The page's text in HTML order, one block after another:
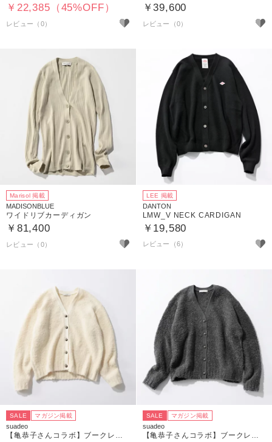
￥22,385（45%OFF） ￥39,600
Marisol 掲載
MADISONBLUE
ワイドリブカーディガン
￥81,400
LEE 掲載
DANTON
LMW_V NECK CARDIGAN
￥19,580
レビュー（6）
SALE マガジン掲載
suadeo
【亀恭子さんコラボ】ブークレーニットカーディガン
SALE マガジン掲載
suadeo
【亀恭子さんコラボ】ブークレーニットカーディガン